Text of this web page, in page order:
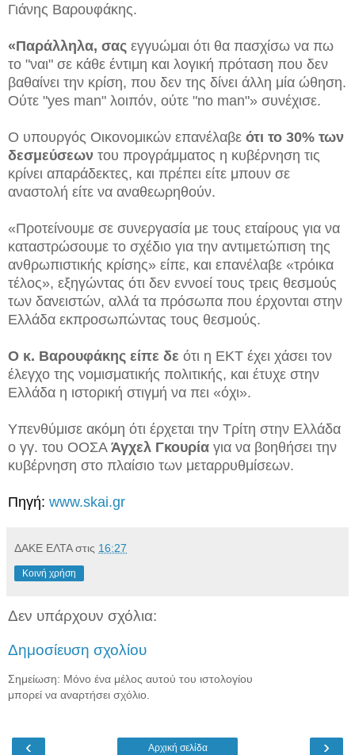
Γιάνης Βαρουφάκης.
«Παράλληλα, σας εγγυώμαι ότι θα πασχίσω να πω
το "ναι" σε κάθε έντιμη και λογική πρόταση που δεν
βαθαίνει την κρίση, που δεν της δίνει άλλη μία ώθηση.
Ούτε "yes man" λοιπόν, ούτε "no man"» συνέχισε.
Ο υπουργός Οικονομικών επανέλαβε ότι το 30% των
δεσμεύσεων του προγράμματος η κυβέρνηση τις
κρίνει απαράδεκτες, και πρέπει είτε μπουν σε
αναστολή είτε να αναθεωρηθούν.
«Προτείνουμε σε συνεργασία με τους εταίρους για να
καταστρώσουμε το σχέδιο για την αντιμετώπιση της
ανθρωπιστικής κρίσης» είπε, και επανέλαβε «τρόικα
τέλος», εξηγώντας ότι δεν εννοεί τους τρεις θεσμούς
των δανειστών, αλλά τα πρόσωπα που έρχονται στην
Ελλάδα εκπροσωπώντας τους θεσμούς.
Ο κ. Βαρουφάκης είπε δε ότι η ΕΚΤ έχει χάσει τον
έλεγχο της νομισματικής πολιτικής, και έτυχε στην
Ελλάδα η ιστορική στιγμή να πει «όχι».
Υπενθύμισε ακόμη ότι έρχεται την Τρίτη στην Ελλάδα
ο γγ. του ΟΟΣΑ Άγχελ Γκουρία για να βοηθήσει την
κυβέρνηση στο πλαίσιο των μεταρρυθμίσεων.
Πηγή: www.skai.gr
ΔΑΚΕ ΕΛΤΑ στις 16:27
Κοινή χρήση
Δεν υπάρχουν σχόλια:
Δημοσίευση σχολίου
Σημείωση: Μόνο ένα μέλος αυτού του ιστολογίου
μπορεί να αναρτήσει σχόλιο.
‹ ›
Αρχική σελίδα